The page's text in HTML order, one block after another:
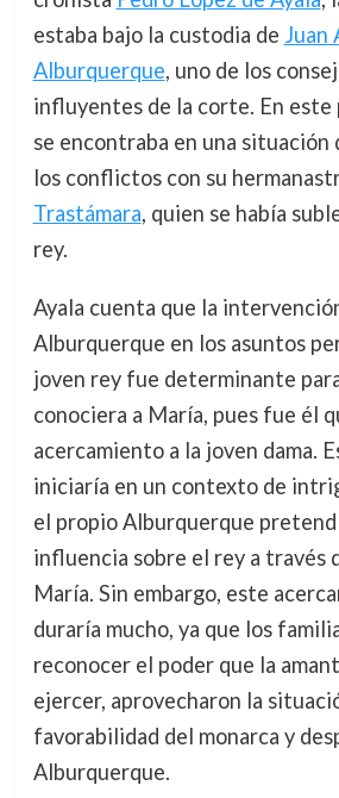
estaba bajo la custodia de Juan
Alburquerque, uno de los
influyentes de la corte. En este
se encontraba en una situación
los conflictos con su
Trastámara, quien se había
rey.
Ayala cuenta que la
Alburquerque en los asuntos
joven rey fue determinante
conociera a María, pues fue él
acercamiento a la joven dama.
iniciaría en un contexto de
el propio Alburquerque
influencia sobre el rey a través
María. Sin embargo, este
duraría mucho, ya que los
reconocer el poder que la
ejercer, aprovecharon la
favorabilidad del monarca y
Alburquerque.